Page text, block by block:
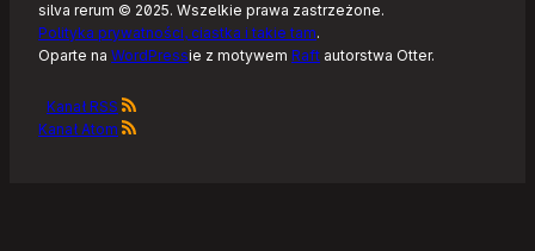
silva rerum © 2025. Wszelkie prawa zastrzeżone.
Polityka prywatności, ciastka i takie tam.
Oparte na WordPressie z motywem Raft autorstwa Otter.
Kanał RSS
Kanał Atom